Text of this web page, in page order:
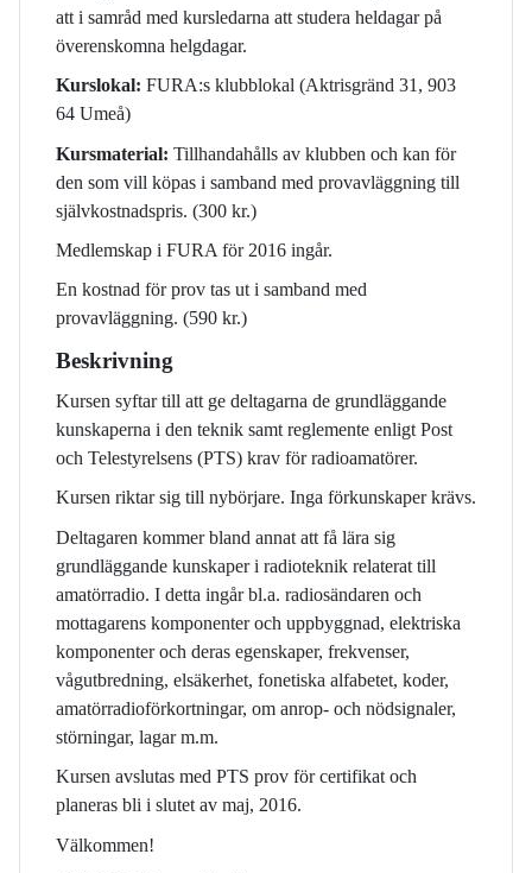
att i samråd med kursledarna att studera heldagar på
överenskomna helgdagar.
Kurslokal: FURA:s klubblokal (Aktrisgränd 31, 903
64 Umeå)
Kursmaterial: Tillhandahålls av klubben och kan för
den som vill köpas i samband med provavläggning till
självkostnadspris. (300 kr.)
Medlemskap i FURA för 2016 ingår.
En kostnad för prov tas ut i samband med
provavläggning. (590 kr.)
Beskrivning
Kursen syftar till att ge deltagarna de grundläggande
kunskaperna i den teknik samt reglemente enligt Post
och Telestyrelsens (PTS) krav för radioamatörer.
Kursen riktar sig till nybörjare. Inga förkunskaper krävs.
Deltagaren kommer bland annat att få lära sig
grundläggande kunskaper i radioteknik relaterat till
amatörradio. I detta ingår bl.a. radiosändaren och
mottagarens komponenter och uppbyggnad, elektriska
komponenter och deras egenskaper, frekvenser,
vågutbredning, elsäkerhet, fonetiska alfabetet, koder,
amatörradioförkortningar, om anrop- och nödsignaler,
störningar, lagar m.m.
Kursen avslutas med PTS prov för certifikat och
planeras bli i slutet av maj, 2016.
Välkommen!